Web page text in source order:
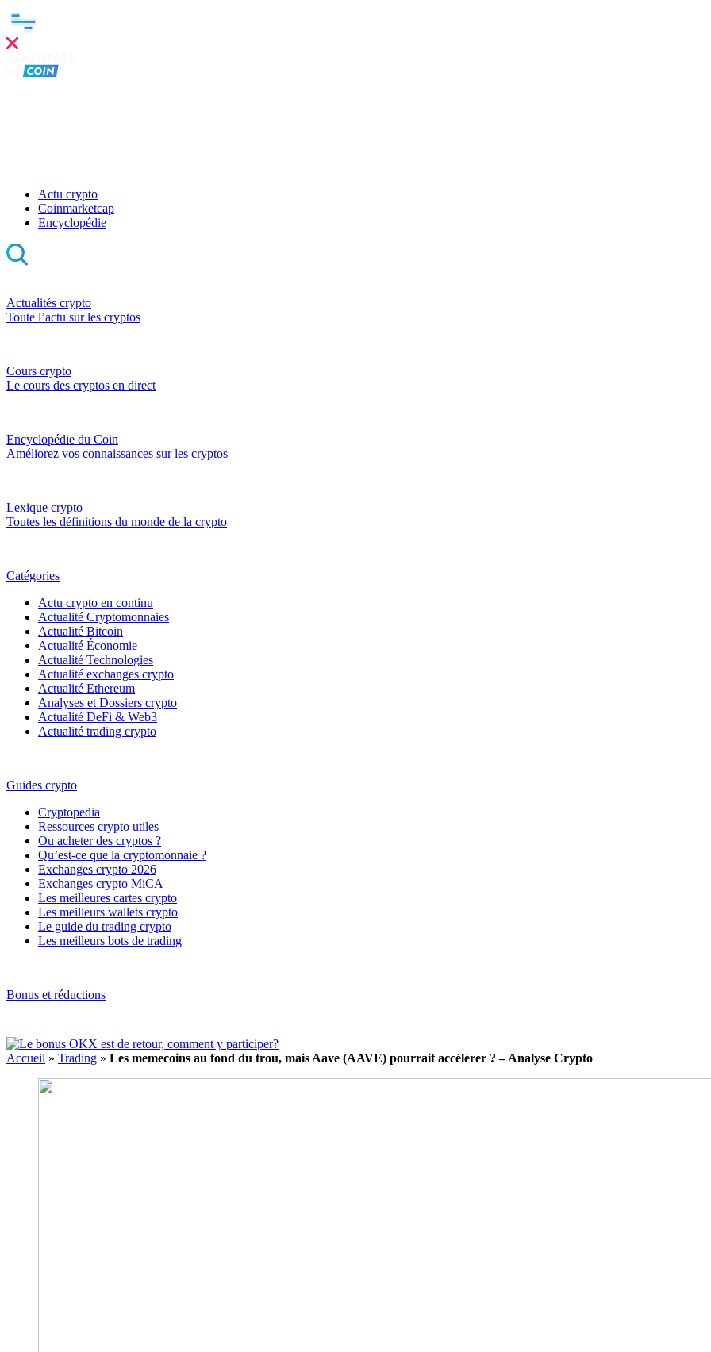
Actu crypto
Coinmarketcap
Encyclopédie
Actualités crypto
Toute l’actu sur les cryptos
Cours crypto
Le cours des cryptos en direct
Encyclopédie du Coin
Améliorez vos connaissances sur les cryptos
Lexique crypto
Toutes les définitions du monde de la crypto
Catégories
Actu crypto en continu
Actualité Cryptomonnaies
Actualité Bitcoin
Actualité Économie
Actualité Technologies
Actualité exchanges crypto
Actualité Ethereum
Analyses et Dossiers crypto
Actualité DeFi & Web3
Actualité trading crypto
Guides crypto
Cryptopedia
Ressources crypto utiles
Ou acheter des cryptos ?
Qu’est-ce que la cryptomonnaie ?
Exchanges crypto 2026
Exchanges crypto MiCA
Les meilleures cartes crypto
Les meilleurs wallets crypto
Le guide du trading crypto
Les meilleurs bots de trading
Bonus et réductions
Accueil » Trading » Les memecoins au fond du trou, mais Aave (AAVE) pourrait accélérer ? – Analyse Crypto